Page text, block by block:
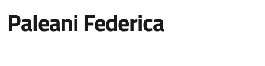
Paleani Federica